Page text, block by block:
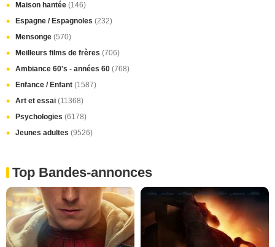
Maison hantée (146)
Espagne / Espagnoles (232)
Mensonge (570)
Meilleurs films de frères (706)
Ambiance 60's - années 60 (768)
Enfance / Enfant (1587)
Art et essai (11368)
Psychologies (6178)
Jeunes adultes (9526)
Top Bandes-annonces